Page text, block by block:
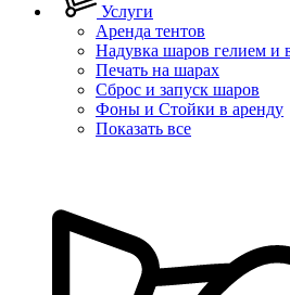
Услуги
Аренда тентов
Надувка шаров гелием и
Печать на шарах
Сброс и запуск шаров
Фоны и Стойки в аренду
Показать все